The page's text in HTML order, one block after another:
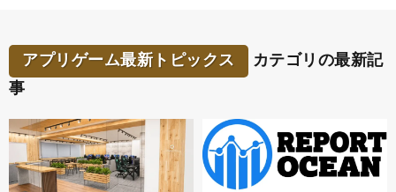
アプリゲーム最新トピックス
カテゴリの最新記
事